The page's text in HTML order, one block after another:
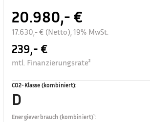
20.980,- €
17.630,- € (Netto), 19% MwSt.
239,- €
mtl. Finanzierungsrate²
CO2-Klasse (kombiniert):
D
Energieverbrauch (kombiniert)¹: